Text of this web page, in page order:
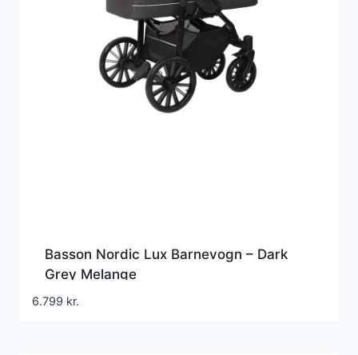
Basson Nordic Lux Barnevogn – Dark
Grey Melange
6.799 kr.